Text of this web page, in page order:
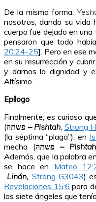
De la misma forma,
nosotros, dando su vida
cuerpo fue dejado en una
pensaron que todo
20:24-25]. Pero en ese
en su resurrección y
y darnos la dignidad y
Altísimo.
Epílogo
Finalmente, es curioso
(
פשתה – Pishtah, Strong
(la séptima “plaga”), en
mecha (
פשתה – Pishtah
Además, que la palabra
se hace en Mateo
Linón, Strong G3043)
Revelaciones 15:6 para
los siete ángeles que